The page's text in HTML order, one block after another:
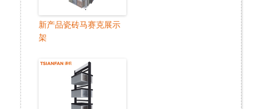
新产品瓷砖马赛克展示
架